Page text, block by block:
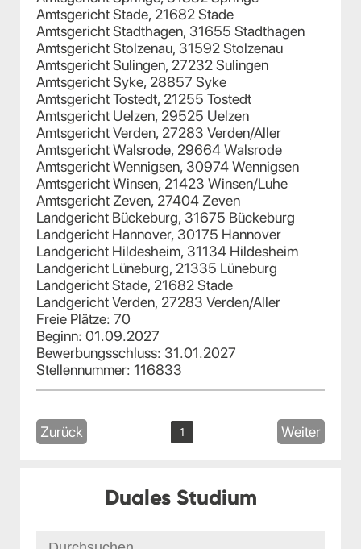
Amtsgericht Stade, 21682 Stade
Amtsgericht Stadthagen, 31655 Stadthagen
Amtsgericht Stolzenau, 31592 Stolzenau
Amtsgericht Sulingen, 27232 Sulingen
Amtsgericht Syke, 28857 Syke
Amtsgericht Tostedt, 21255 Tostedt
Amtsgericht Uelzen, 29525 Uelzen
Amtsgericht Verden, 27283 Verden/Aller
Amtsgericht Walsrode, 29664 Walsrode
Amtsgericht Wennigsen, 30974 Wennigsen
Amtsgericht Winsen, 21423 Winsen/Luhe
Amtsgericht Zeven, 27404 Zeven
Landgericht Bückeburg, 31675 Bückeburg
Landgericht Hannover, 30175 Hannover
Landgericht Hildesheim, 31134 Hildesheim
Landgericht Lüneburg, 21335 Lüneburg
Landgericht Stade, 21682 Stade
Landgericht Verden, 27283 Verden/Aller
Freie Plätze: 70
Beginn: 01.09.2027
Bewerbungsschluss: 31.01.2027
Stellennummer: 116833
Zurück 1 Weiter
Duales Studium